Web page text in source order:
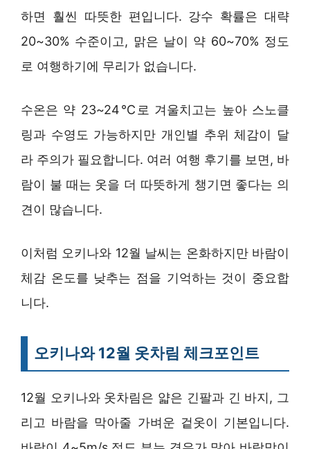
하면 훨씬 따뜻한 편입니다. 강수 확률은 대략
20~30% 수준이고, 맑은 날이 약 60~70% 정도
로 여행하기에 무리가 없습니다.
수온은 약 23~24℃로 겨울치고는 높아 스노클
링과 수영도 가능하지만 개인별 추위 체감이 달
라 주의가 필요합니다. 여러 여행 후기를 보면, 바
람이 불 때는 옷을 더 따뜻하게 챙기면 좋다는 의
견이 많습니다.
이처럼 오키나와 12월 날씨는 온화하지만 바람이
체감 온도를 낮추는 점을 기억하는 것이 중요합
니다.
오키나와 12월 옷차림 체크포인트
12월 오키나와 옷차림은 얇은 긴팔과 긴 바지, 그
리고 바람을 막아줄 가벼운 겉옷이 기본입니다.